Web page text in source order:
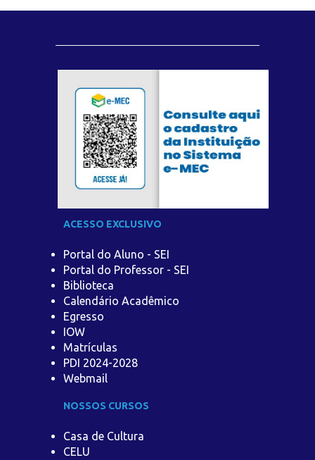
ACESSO EXCLUSIVO
Portal do Aluno - SEI
Portal do Professor - SEI
Biblioteca
Calendário Acadêmico
Egresso
IOW
Matrículas
PDI 2024-2028
Webmail
NOSSOS CURSOS
Casa de Cultura
CELU